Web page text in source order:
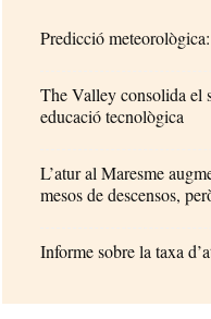
Predicció
The Valley consolida el
educació tecnològica
L’atur al Maresme
mesos de descensos,
Informe sobre la taxa